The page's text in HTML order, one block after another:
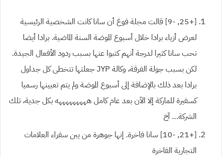
[+25, -9]
قالت مجلة فوغ أن سانا كانت الشخصية الرئيسية
لعرض أزياء برادا خلال أسبوع الموضة السنة الماضية. برادا أيضا
تحب سانا كثيرا لدرجة أنهم كتبوا عنها بسبب ردود الأفعال الجيدة.
لكن بسبب جولة الفرقة، وكالة JYPجعلتها تتخطى كل جداول
برادا بعد ذلك بالإضافة إلى أسبوع الموضة ولم يتم تعيينها رسميا
كسفيرة للماركة إلا الآن بعد عام كامل هههههههههه بكل جدية، تلك
الشركة… آخ
[+21,
-10]
سانا فاخرة. إنها جوهرة من يبن سفراء العلامات
التجارية الفاخرة